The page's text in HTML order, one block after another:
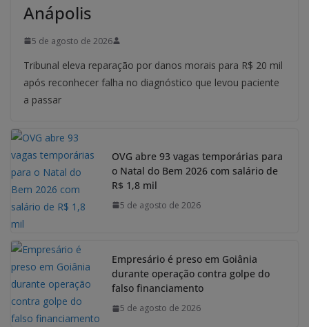
Anápolis
5 de agosto de 2026
Tribunal eleva reparação por danos morais para R$ 20 mil
após reconhecer falha no diagnóstico que levou paciente
a passar
OVG abre 93 vagas temporárias para
o Natal do Bem 2026 com salário de
R$ 1,8 mil
5 de agosto de 2026
Empresário é preso em Goiânia
durante operação contra golpe do
falso financiamento
5 de agosto de 2026